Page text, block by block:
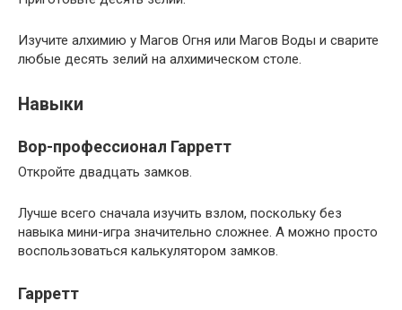
Изучите алхимию у Магов Огня или Магов Воды и сварите
любые десять зелий на алхимическом столе.
Навыки
Вор-профессионал Гарретт
Откройте двадцать замков.
Лучше всего сначала изучить взлом, поскольку без
навыка мини-игра значительно сложнее. А можно просто
воспользоваться калькулятором замков.
Гарретт